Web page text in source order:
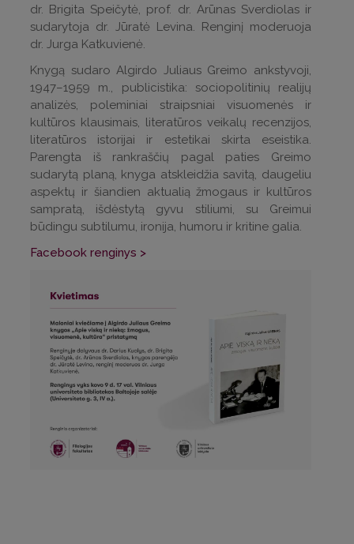
dr. Brigita Speičytė, prof. dr. Arūnas Sverdiolas ir
sudarytoja dr. Jūratė Levina. Renginį moderuoja
dr. Jurga Katkuvienė.
Knygą sudaro Algirdo Juliaus Greimo ankstyvoji,
1947–1959 m., publicistika: sociopolitinių realijų
analizės, poleminiai straipsniai visuomenės ir
kultūros klausimais, literatūros veikalų recenzijos,
literatūros istorijai ir estetikai skirta eseistika.
Parengta iš rankraščių pagal paties Greimo
sudarytą planą, knyga atskleidžia savitą, daugeliu
aspektų ir šiandien aktualią žmogaus ir kultūros
sampratą, išdėstytą gyvu stiliumi, su Greimui
būdingu subtilumu, ironija, humoru ir kritine galia.
Facebook renginys >